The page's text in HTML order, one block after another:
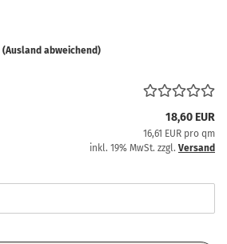
(Ausland abweichend)
18,60 EUR
16,61 EUR pro qm
inkl. 19% MwSt. zzgl. Versand